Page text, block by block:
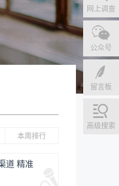
网上调查
公众号
留言板
高级搜索
本周排行
道 精准